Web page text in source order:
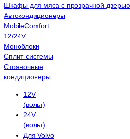
Шкафы для мяса с прозрачной дверью
Автокондиционеры
MobileComfort
12/24V
Моноблоки
Сплит-системы
Стояночные
кондиционеры
12V
(вольт)
24V
(вольт)
Для Volvo